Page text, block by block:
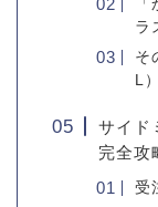
ラ
そ
L
サイド
完全攻
受